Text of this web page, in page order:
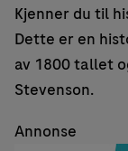
Kjenner du til
Dette er en
av 1800 tallet
Stevenson.
Annonse